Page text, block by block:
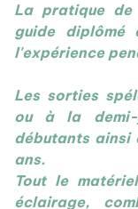
La pratique
guide
l'expérience
Les sorties
ou à la demi-
débutants ainsi
ans.
Tout le
éclairage,